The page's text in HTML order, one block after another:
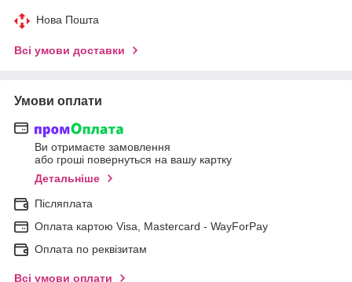
Нова Пошта
Всі умови доставки
Умови оплати
Ви отримаєте замовлення
або гроші повернуться на вашу картку
Детальніше
Післяплата
Оплата картою Visa, Mastercard - WayForPay
Оплата по реквізитам
Всі умови оплати